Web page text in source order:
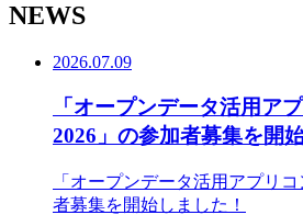
NEWS
2026.07.09
「オープンデータ活用ア
2026」の参加者募集を開
「オープンデータ活用アプリ
者募集を開始しました！